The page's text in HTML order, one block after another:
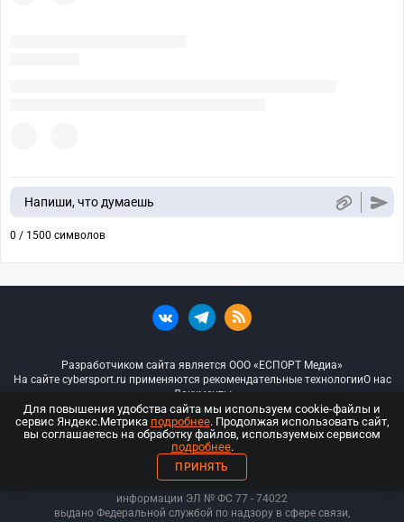
Напиши, что думаешь
0 / 1500 символов
Разработчиком сайта является ООО «ЕСПОРТ Медиа»
На сайте cybersport.ru применяются рекомендательные технологииО нас
Документы
© ООО «Киберспорт.ру» — Все права защищены
18+
ООО «Киберспорт.ру». Свидетельство о регистрации средств массовой
информации ЭЛ № ФС 77 - 74022
выдано Федеральной службой по надзору в сфере связи,
Для повышения удобства сайта мы используем cookie-файлы и
сервис Яндекс.Метрика подробнее. Продолжая использовать сайт,
вы соглашаетесь на обработку файлов, используемых сервисом
подробнее.
ПРИНЯТЬ